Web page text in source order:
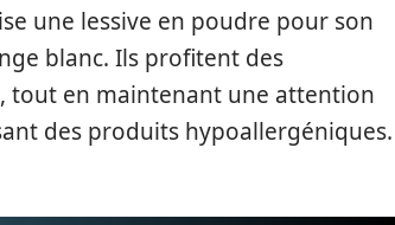
une lessive en poudre pour son
blanc. Ils profitent des
tout en maintenant une attention
des produits hypoallergéniques.